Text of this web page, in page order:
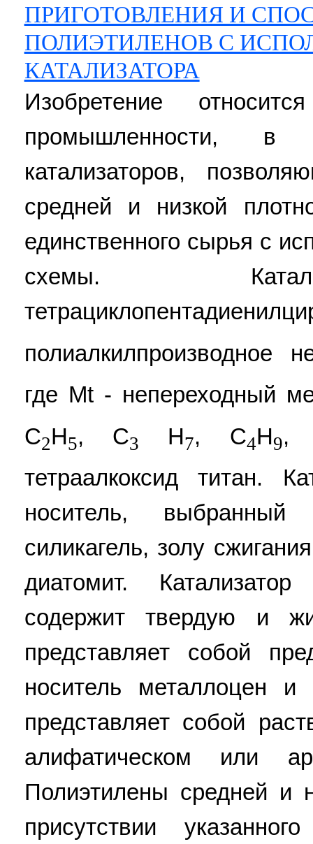
ПРИГОТОВЛЕНИЯ И
ПОЛИЭТИЛЕНОВ С
КАТАЛИЗАТОРА
Изобретение
промышленности, в
катализаторов,
средней и низкой
единственного сырья с
схемы.
полиалкилпроизводное
где Mt - непереходный
С2Н5, С3 Н7, С4Н9,
тетраалкоксид титан.
носитель,
силикагель, золу
диатомит.
содержит твердую и
представляет собой
носитель металлоцен
представляет собой
алифатическом или
Полиэтилены средней и
присутствии